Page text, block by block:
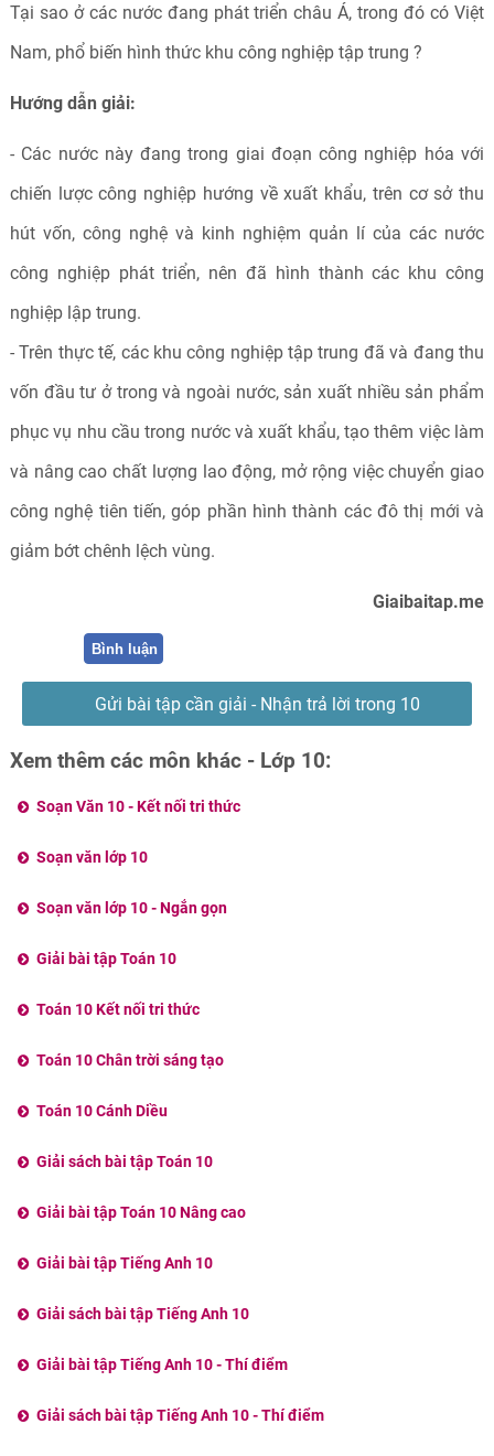
Tại sao ở các nước đang phát triển châu Á, trong đó có Việt
Nam, phổ biến hình thức khu công nghiệp tập trung ?
Hướng dẫn giải:
- Các nước này đang trong giai đoạn công nghiệp hóa với
chiến lược công nghiệp hướng về xuất khẩu, trên cơ sở thu
hút vốn, công nghệ và kinh nghiệm quản lí của các nước
công nghiệp phát triển, nên đã hình thành các khu công
nghiệp lập trung.
- Trên thực tế, các khu công nghiệp tập trung đã và đang thu
vốn đầu tư ở trong và ngoài nước, sản xuất nhiều sản phẩm
phục vụ nhu cầu trong nước và xuất khẩu, tạo thêm việc làm
và nâng cao chất lượng lao động, mở rộng việc chuyển giao
công nghệ tiên tiến, góp phần hình thành các đô thị mới và
giảm bớt chênh lệch vùng.
Giaibaitap.me
Bình luận
Gửi bài tập cần giải - Nhận trả lời trong 10
phút
Xem thêm các môn khác - Lớp 10:
Soạn Văn 10 - Kết nối tri thức
Soạn văn lớp 10
Soạn văn lớp 10 - Ngắn gọn
Giải bài tập Toán 10
Toán 10 Kết nối tri thức
Toán 10 Chân trời sáng tạo
Toán 10 Cánh Diều
Giải sách bài tập Toán 10
Giải bài tập Toán 10 Nâng cao
Giải bài tập Tiếng Anh 10
Giải sách bài tập Tiếng Anh 10
Giải bài tập Tiếng Anh 10 - Thí điểm
Giải sách bài tập Tiếng Anh 10 - Thí điểm